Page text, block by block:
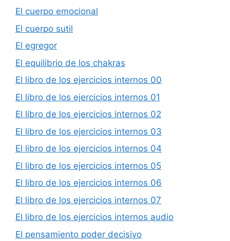
El cuerpo emocional
El cuerpo sutil
El egregor
El equilibrio de los chakras
El libro de los ejercicios internos 00
El libro de los ejercicios internos 01
El libro de los ejercicios internos 02
El libro de los ejercicios internos 03
El libro de los ejercicios internos 04
El libro de los ejercicios internos 05
El libro de los ejercicios internos 06
El libro de los ejercicios internos 07
El libro de los ejercicios internos audio
El pensamiento poder decisivo